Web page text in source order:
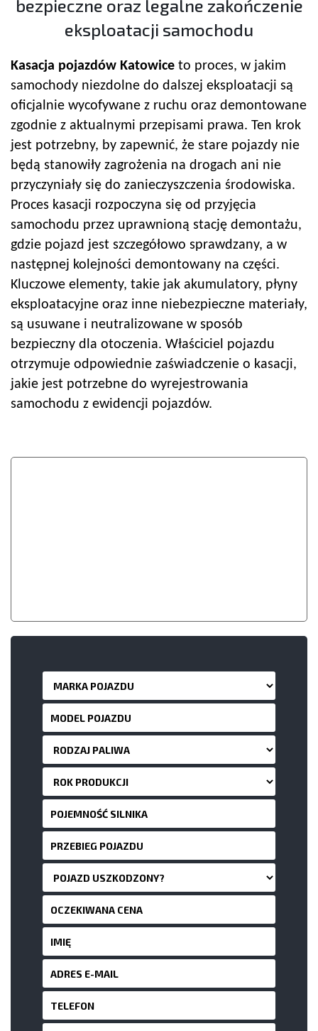
bezpieczne oraz legalne zakończenie
eksploatacji samochodu
Kasacja pojazdów Katowice to proces, w jakim
samochody niezdolne do dalszej eksploatacji są
oficjalnie wycofywane z ruchu oraz demontowane
zgodnie z aktualnymi przepisami prawa. Ten krok
jest potrzebny, by zapewnić, że stare pojazdy nie
będą stanowiły zagrożenia na drogach ani nie
przyczyniały się do zanieczyszczenia środowiska.
Proces kasacji rozpoczyna się od przyjęcia
samochodu przez uprawnioną stację demontażu,
gdzie pojazd jest szczegółowo sprawdzany, a w
następnej kolejności demontowany na części.
Kluczowe elementy, takie jak akumulatory, płyny
eksploatacyjne oraz inne niebezpieczne materiały,
są usuwane i neutralizowane w sposób
bezpieczny dla otoczenia. Właściciel pojazdu
otrzymuje odpowiednie zaświadczenie o kasacji,
jakie jest potrzebne do wyrejestrowania
samochodu z ewidencji pojazdów.